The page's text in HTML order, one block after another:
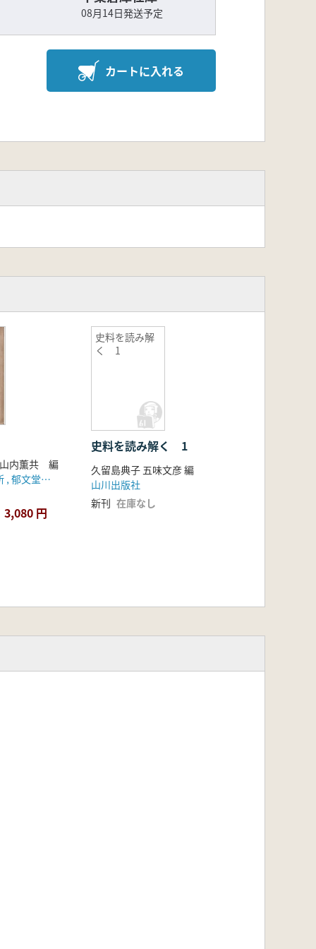
08月14日発送予定
カートに入れる
山内薫共 編
自由劇場事務所 , 郁文堂書店
3,080 円
史料を読み解
く 1
史料を読み解く 1
久留島典子 五味文彦 編
山川出版社
新刊 在庫なし